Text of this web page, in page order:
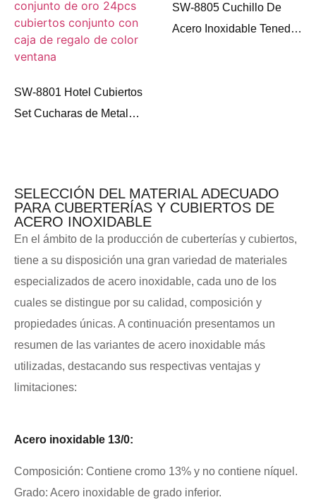
SW-8801 Hotel Cubiertos
Set Cucharas de Metal
SW-8805 Cuchillo De
Acero Inoxidable Tenedor
SELECCIÓN DEL MATERIAL ADECUADO
PARA CUBERTERÍAS Y CUBIERTOS DE
ACERO INOXIDABLE
En el ámbito de la producción de cuberterías y cubiertos,
tiene a su disposición una gran variedad de materiales
especializados de acero inoxidable, cada uno de los
cuales se distingue por su calidad, composición y
propiedades únicas. A continuación presentamos un
resumen de las variantes de acero inoxidable más
utilizadas, destacando sus respectivas ventajas y
limitaciones:
Acero inoxidable 13/0:
Composición: Contiene cromo 13% y no contiene níquel.
Grado: Acero inoxidable de grado inferior.